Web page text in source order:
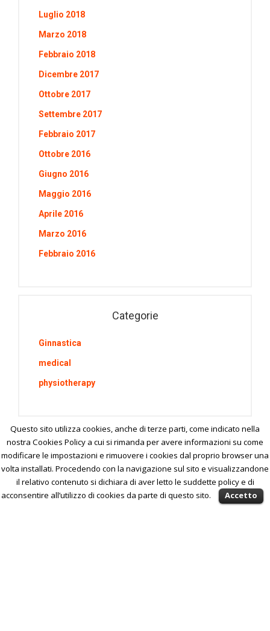
Luglio 2018
Marzo 2018
Febbraio 2018
Dicembre 2017
Ottobre 2017
Settembre 2017
Febbraio 2017
Ottobre 2016
Giugno 2016
Maggio 2016
Aprile 2016
Marzo 2016
Febbraio 2016
Categorie
Ginnastica
medical
physiotherapy
Questo sito utilizza cookies, anche di terze parti, come indicato nella
nostra Cookies Policy a cui si rimanda per avere informazioni su come
modificare le impostazioni e rimuovere i cookies dal proprio browser una
volta installati. Procedendo con la navigazione sul sito e visualizzandone
il relativo contenuto si dichiara di aver letto le suddette policy e di
acconsentire all’utilizzo di cookies da parte di questo sito.
Accetto